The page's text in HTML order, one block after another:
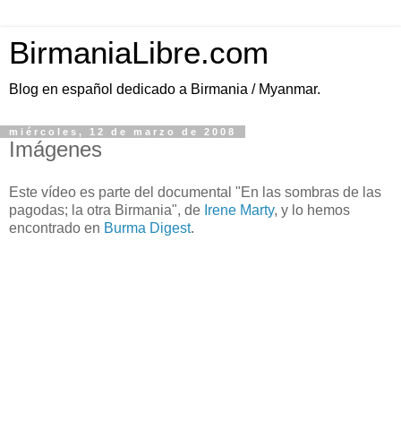
BirmaniaLibre.com
Blog en español dedicado a Birmania / Myanmar.
miércoles, 12 de marzo de 2008
Imágenes
Este vídeo es parte del documental "En las sombras de las
pagodas; la otra Birmania", de Irene Marty, y lo hemos
encontrado en Burma Digest.